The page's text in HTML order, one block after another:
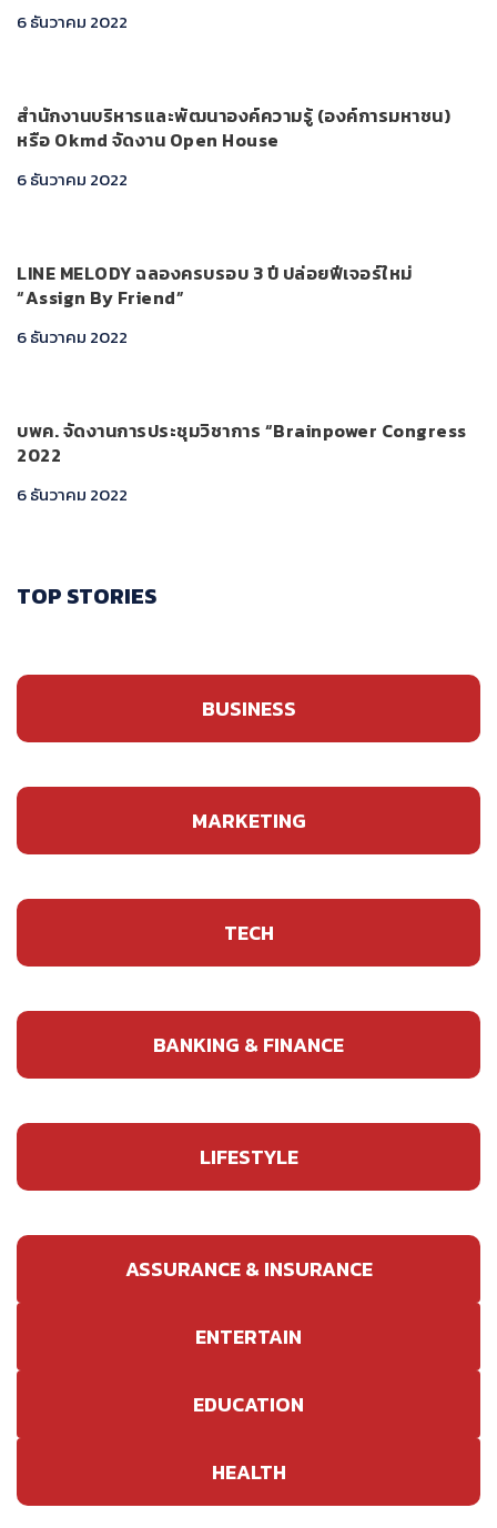
6 ธันวาคม 2022
สำนักงานบริหารและพัฒนาองค์ความรู้ (องค์การมหาชน)
หรือ Okmd จัดงาน Open House
6 ธันวาคม 2022
LINE MELODY ฉลองครบรอบ 3 ปี ปล่อยฟีเจอร์ใหม่
“Assign By Friend”
6 ธันวาคม 2022
บพค. จัดงานการประชุมวิชาการ “Brainpower Congress
2022
6 ธันวาคม 2022
TOP STORIES
BUSINESS
MARKETING
TECH
BANKING & FINANCE
LIFESTYLE
ASSURANCE & INSURANCE
ENTERTAIN
EDUCATION
HEALTH